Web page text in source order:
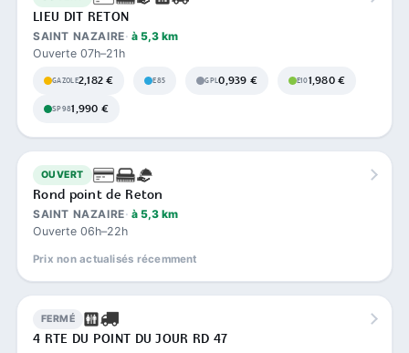
LIEU DIT RETON
SAINT NAZAIRE à 5,3 km
Ouverte 07h–21h
GAZOLE2,182 € E85 GPL0,939 € E101,980 €
SP981,990 €
OUVERT
Rond point de Reton
SAINT NAZAIRE à 5,3 km
Ouverte 06h–22h
Prix non actualisés récemment
FERMÉ
4 RTE DU POINT DU JOUR RD 47